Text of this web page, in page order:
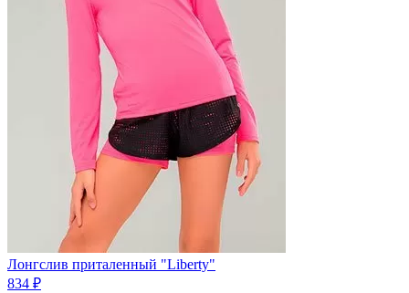
Лонгслив приталенный "Liberty"
834 ₽